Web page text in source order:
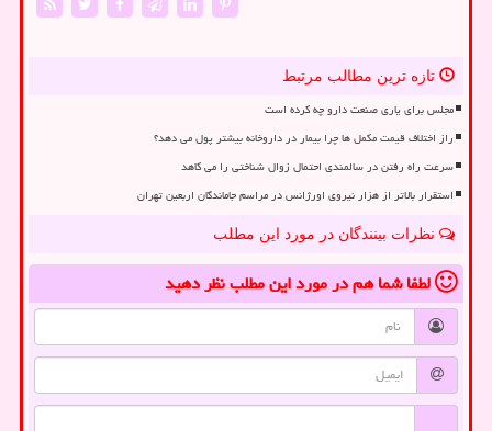
تازه ترین مطالب مرتبط
مجلس برای یاری صنعت دارو چه کرده است
راز اختلاف قیمت مکمل ها چرا بیمار در داروخانه بیشتر پول می دهد؟
سرعت راه رفتن در سالمندی احتمال زوال شناختی را می کاهد
استقرار بالاتر از هزار نیروی اورژانس در مراسم جاماندگان اربعین تهران
نظرات بینندگان در مورد این مطلب
لطفا شما همدر مورد این مطلبنظر دهید